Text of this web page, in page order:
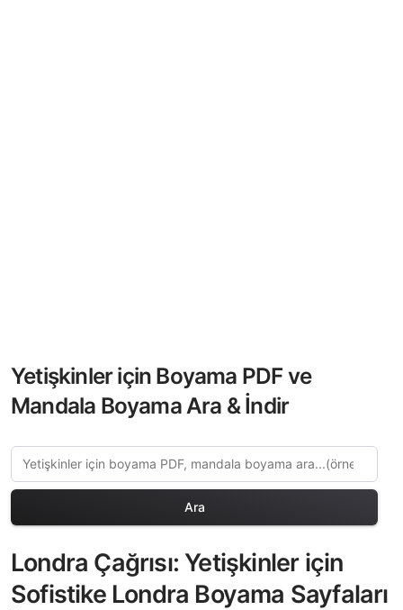
Yetişkinler için Boyama PDF ve
Mandala Boyama Ara & İndir
Ara
Londra Çağrısı: Yetişkinler için
Sofistike Londra Boyama Sayfaları